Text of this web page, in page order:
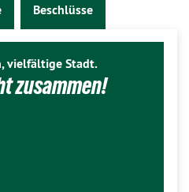
Beschlüsse
vielfältige Stadt.
zusammen!